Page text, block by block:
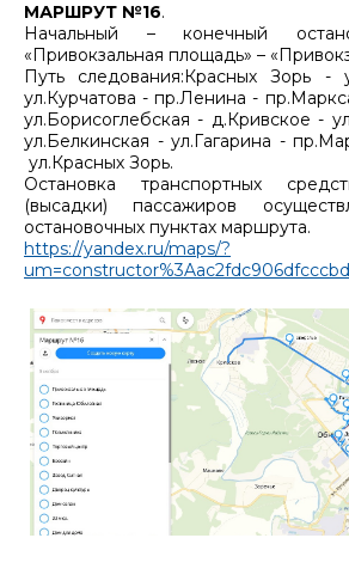
МАРШРУТ №16.
Начальный – конечный
«Привокзальная площадь» –
Путь следования:Красных Зорь
ул.Курчатова - пр.Ленина -
ул.Борисоглебская - д.Кривское -
ул.Белкинская - ул.Гагарина -
ул.Красных Зорь.
Остановка транспортных
(высадки) пассажиров
остановочных пунктах маршрута.
https://yandex.ru/maps/?